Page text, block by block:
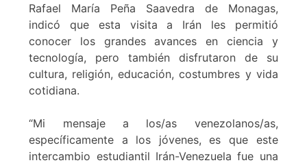
Rafael María Peña Saavedra de Monagas,
indicó que esta visita a Irán les permitió
conocer los grandes avances en ciencia y
tecnología, pero también disfrutaron de su
cultura, religión, educación, costumbres y vida
cotidiana.
“Mi mensaje a los/as venezolanos/as,
específicamente a los jóvenes, es que este
intercambio estudiantil Irán-Venezuela fue una